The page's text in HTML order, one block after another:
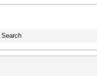
Search